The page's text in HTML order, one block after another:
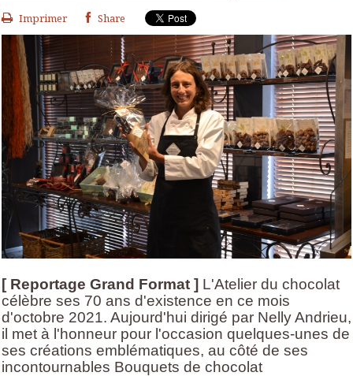
Imprimer Share
[ Reportage Grand Format ] L'Atelier du chocolat
célèbre ses 70 ans d'existence en ce mois
d'octobre 2021. Aujourd'hui dirigé par Nelly Andrieu,
il met à l'honneur pour l'occasion quelques-unes de
ses créations emblématiques, au côté de ses
incontournables Bouquets de chocolat